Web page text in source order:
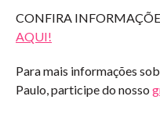
CONFIRA
AQUI!
Para mais informações
Paulo, participe do nosso